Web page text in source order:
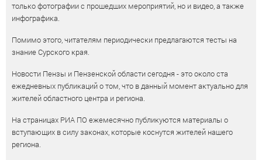
только фотографии с прошедших мероприятий, но и видео, а также
инфографика.
Помимо этого, читателям периодически предлагаются тесты на
знание Сурского края.
Новости Пензы и Пензенской области сегодня - это около ста
ежедневных публикаций о том, что в данный момент актуально для
жителей областного центра и региона.
На страницах РИА ПО ежемесячно публикуются материалы о
вступающих в силу законах, которые коснутся жителей нашего
региона.